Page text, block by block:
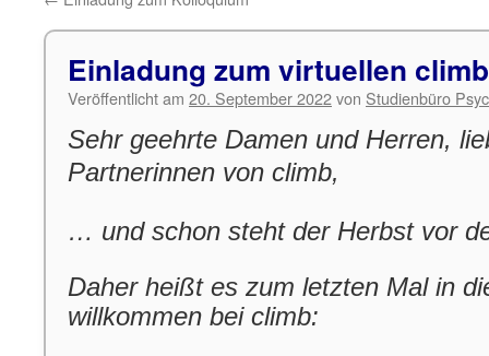
Einladung zum virtuellen
Veröffentlicht am 20. September 2022von Studienbüro
Sehr geehrte Damen und Herren,
Partnerinnen von climb,
… und schon steht der Herbst vor
Daher heißt es zum letzten Mal in
willkommen bei climb: